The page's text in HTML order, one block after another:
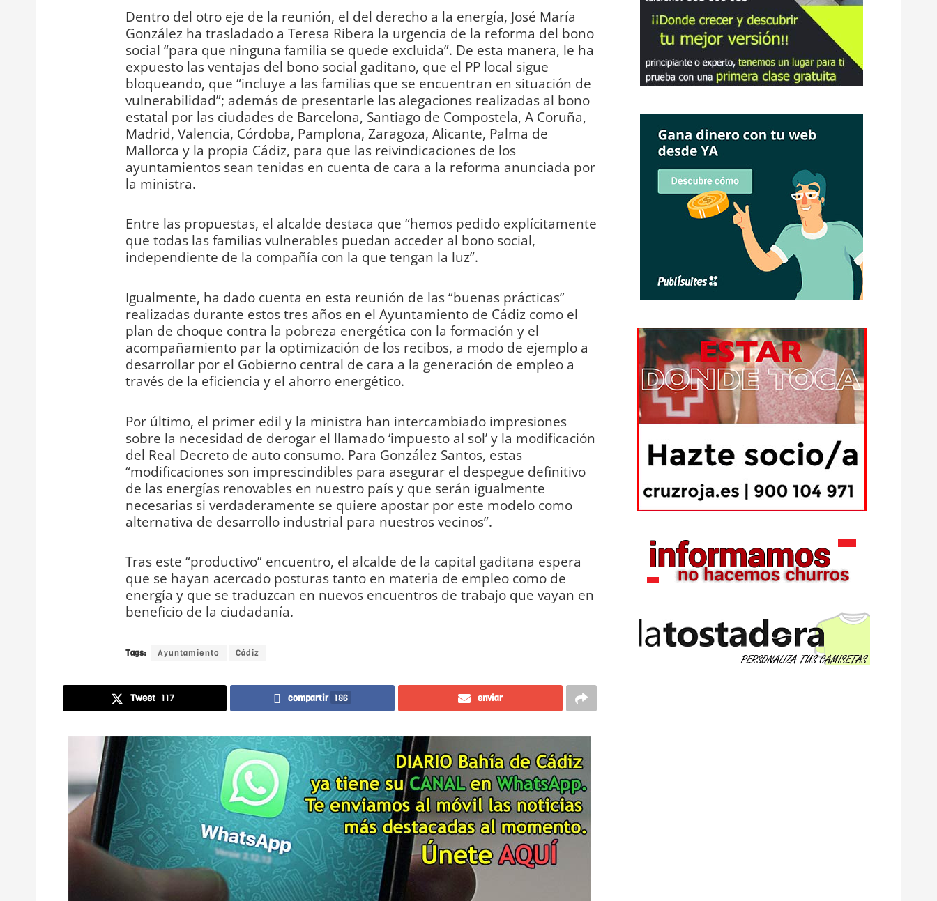
Dentro del otro eje de la reunión, el del derecho a la energía, José María
González ha trasladado a Teresa Ribera la urgencia de la reforma del bono
social “para que ninguna familia se quede excluida”. De esta manera, le ha
expuesto las ventajas del bono social gaditano, que el PP local sigue
bloqueando, que “incluye a las familias que se encuentran en situación de
vulnerabilidad”; además de presentarle las alegaciones realizadas al bono
estatal por las ciudades de Barcelona, Santiago de Compostela, A Coruña,
Madrid, Valencia, Córdoba, Pamplona, Zaragoza, Alicante, Palma de
Mallorca y la propia Cádiz, para que las reivindicaciones de los
ayuntamientos sean tenidas en cuenta de cara a la reforma anunciada por
la ministra.
Entre las propuestas, el alcalde destaca que “hemos pedido explícitamente
que todas las familias vulnerables puedan acceder al bono social,
independiente de la compañía con la que tengan la luz”.
Igualmente, ha dado cuenta en esta reunión de las “buenas prácticas”
realizadas durante estos tres años en el Ayuntamiento de Cádiz como el
plan de choque contra la pobreza energética con la formación y el
acompañamiento par la optimización de los recibos, a modo de ejemplo a
desarrollar por el Gobierno central de cara a la generación de empleo a
través de la eficiencia y el ahorro energético.
Por último, el primer edil y la ministra han intercambiado impresiones
sobre la necesidad de derogar el llamado ‘impuesto al sol’ y la modificación
del Real Decreto de auto consumo. Para González Santos, estas
“modificaciones son imprescindibles para asegurar el despegue definitivo
de las energías renovables en nuestro país y que serán igualmente
necesarias si verdaderamente se quiere apostar por este modelo como
alternativa de desarrollo industrial para nuestros vecinos”.
Tras este “productivo” encuentro, el alcalde de la capital gaditana espera
que se hayan acercado posturas tanto en materia de empleo como de
energía y que se traduzcan en nuevos encuentros de trabajo que vayan en
beneficio de la ciudadanía.
Tags: Ayuntamiento Cádiz
Tweet 117 compartir 186 enviar